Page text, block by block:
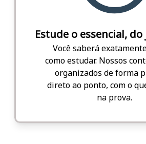
Estude o essencial,
Você saberá
como estudar. Nossos
organizados de forma
direto ao ponto, com o
na prova.